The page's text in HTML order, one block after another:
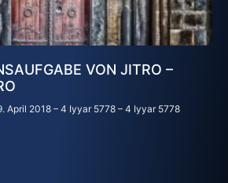
VON JITRO –
April 2018 – 4 Iyyar 5778 – 4 Iyyar 5778